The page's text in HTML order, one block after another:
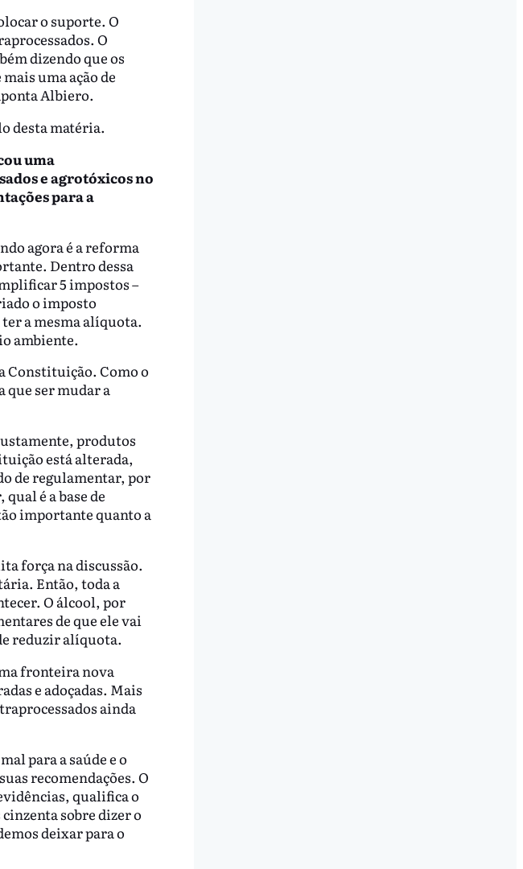
o suporte. O
O
dizendo que os
uma ação de
Albiero.
desta matéria.
uma
e agrotóxicos no
para a
agora é a reforma
Dentro dessa
5 impostos –
o imposto
a mesma alíquota.
ambiente.
Constituição. Como o
ser mudar a
produtos
está alterada,
de regulamentar, por
é a base de
importante quanto a
força na discussão.
Então, toda a
O álcool, por
de que ele vai
reduzir alíquota.
fronteira nova
e adoçadas. Mais
ainda
para a saúde e o
recomendações. O
qualifica o
sobre dizer o
deixar para o